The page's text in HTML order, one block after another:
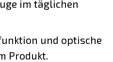
im täglichen
und optische
Produkt.